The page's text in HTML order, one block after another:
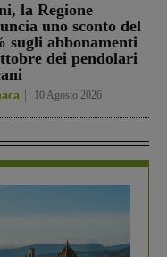
la Regione
uno sconto del
sugli abbonamenti
dei pendolari
10 Agosto 2026